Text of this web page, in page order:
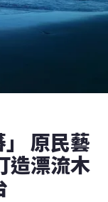
原民藝
造漂流木